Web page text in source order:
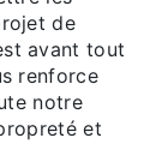
de
avant tout
renforce
notre
et